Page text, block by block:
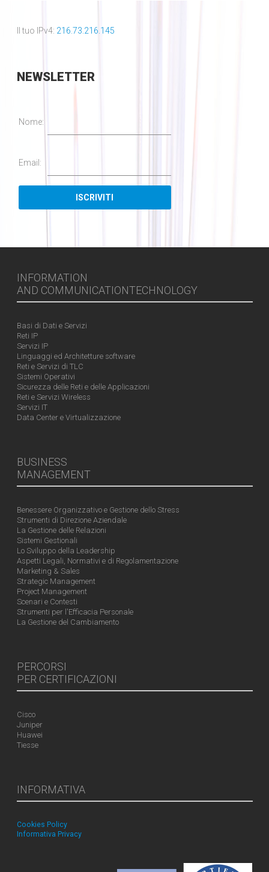
Il tuo IPv4: 216.73.216.145
NEWSLETTER
Nome:
Email:
INFORMATION
AND COMMUNICATIONTECHNOLOGY
Basi di Dati e Servizi
Reti IP
Servizi IP
Linguaggi ed Architetture software
Reti e Servizi di TLC
Sistemi Operativi
Sicurezza delle Reti e delle Applicazioni
Reti e Servizi Wireless
Servizi IT
Data Center e Virtualizzazione
BUSINESS
MANAGEMENT
Benessere Organizzativo e Gestione dello Stress
Strumenti di Direzione Aziendale
La Gestione delle Relazioni
Sistemi Gestionali
Lo Sviluppo della Leadership
Aspetti Legali, Normativi e di Regolamentazione
Marketing & Sales
Strategic Management
Project Management
Scenari e Contesti
Strumenti per l'Efficacia Personale
La Gestione del Cambiamento
PERCORSI
PER CERTIFICAZIONI
Cisco
Juniper
Huawei
Tiesse
INFORMATIVA
Cookies Policy
Informativa Privacy